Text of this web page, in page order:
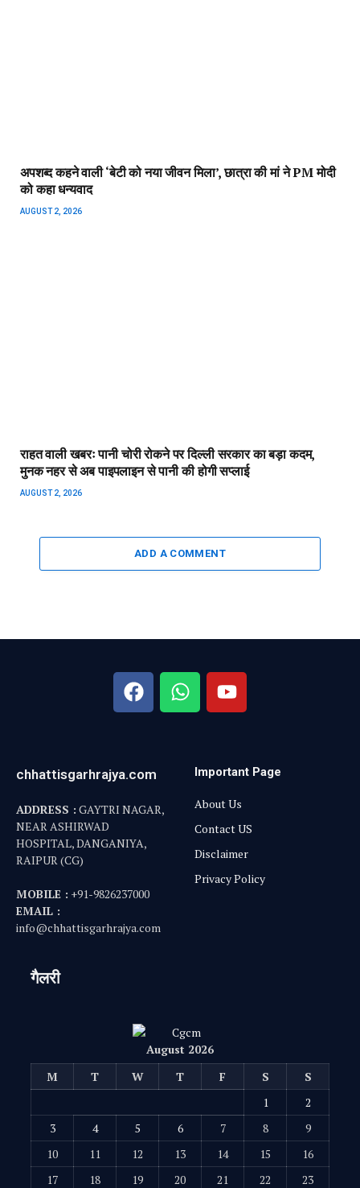
अपशब्द कहने वाली ‘बेटी को नया जीवन मिला’, छात्रा की मां ने PM मोदी
को कहा धन्यवाद
AUGUST 2, 2026
राहत वाली खबरः पानी चोरी रोकने पर दिल्ली सरकार का बड़ा कदम,
मुनक नहर से अब पाइपलाइन से पानी की होगी सप्लाई
AUGUST 2, 2026
ADD A COMMENT
chhattisgarhrajya.com
ADDRESS : GAYTRI NAGAR,
NEAR ASHIRWAD
HOSPITAL, DANGANIYA,
RAIPUR (CG)
MOBILE : +91-9826237000
EMAIL :
info@chhattisgarhrajya.com
Important Page
About Us
Contact US
Disclaimer
Privacy Policy
गैलरी
August 2026
M
T W T F S
S
1
2
3
4 5 6 7 8
9
10
11 12 13 14 15
16
17
18 19 20 21 22
23